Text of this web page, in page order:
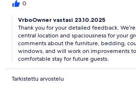
collected in the early morning and a
windows opened, but because of trash
courtyard, flies came in through the
Would have tried to leave street facing
off the apartment instead had we
to the "owner" through VRBO, but this is
company, not the actual owner. They are
that is a priority to get a vacation rental
0
VrboOwner vastasi 23.10.2025
Thank you for your detailed feedback.
central location and spaciousness for your
comments about the furniture, bedding,
windows, and will work on improvements
comfortable stay for future guests.
Tarkistettu arvostelu